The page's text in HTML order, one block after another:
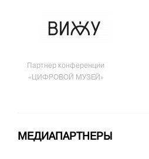
Партнер конференции
«ЦИФРОВОЙ МУЗЕЙ»
МЕДИАПАРТНЕРЫ